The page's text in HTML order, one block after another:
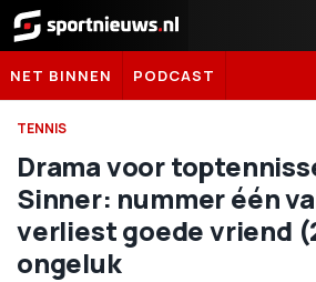
Sportnieuws.nl
NET BINNEN PODCAST
TENNIS
Drama voor
Sinner: nummer één
verliest goede vriend
ongeluk